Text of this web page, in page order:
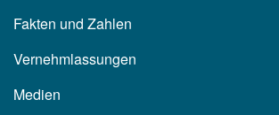
Fakten und Zahlen
Vernehmlassungen
Medien